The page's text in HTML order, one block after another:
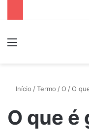
Início /Termo /O /O
O que